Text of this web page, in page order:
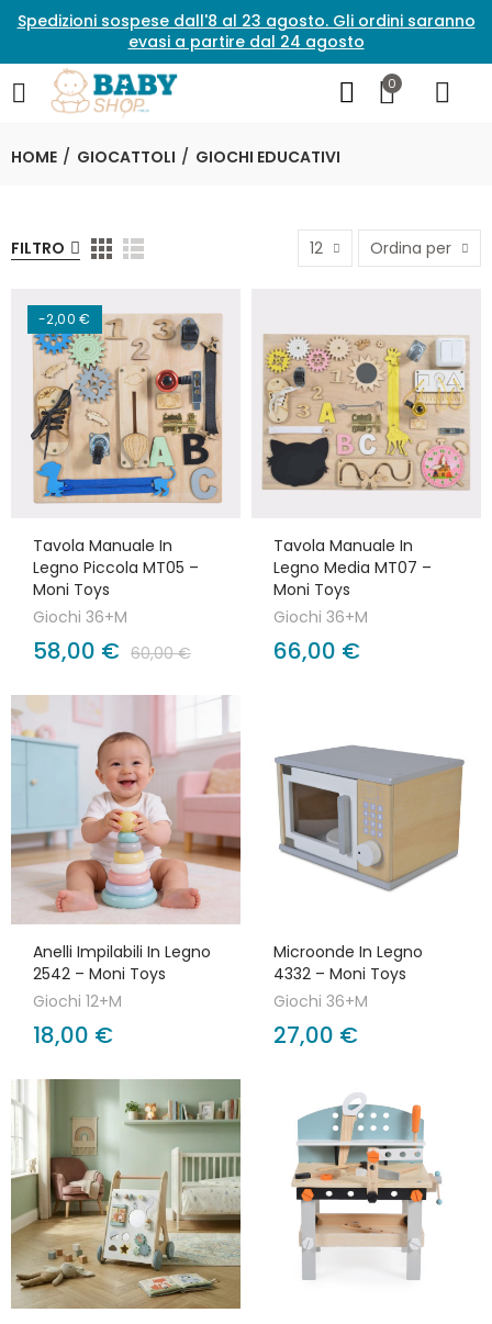
Spedizioni sospese dall'8 al 23 agosto. Gli ordini saranno
evasi a partire dal 24 agosto
0
HOME GIOCATTOLI GIOCHI EDUCATIVI
FILTRO 12 Ordina per
-2,00 €
Tavola Manuale In
Legno Piccola MT05 –
Moni Toys
Giochi 36+M
58,00 € 60,00 €
Tavola Manuale In
Legno Media MT07 –
Moni Toys
Giochi 36+M
66,00 €
Anelli Impilabili In Legno
2542 – Moni Toys
Giochi 12+M
18,00 €
Microonde In Legno
4332 – Moni Toys
Giochi 36+M
27,00 €